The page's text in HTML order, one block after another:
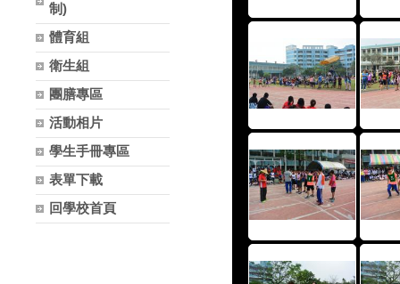
制)
體育組
衛生組
團膳專區
活動相片
學生手冊專區
表單下載
回學校首頁